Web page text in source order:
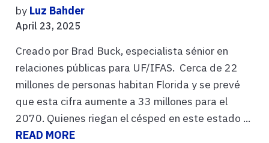
by Luz Bahder
April 23, 2025
Creado por Brad Buck, especialista sénior en
relaciones públicas para UF/IFAS. Cerca de 22
millones de personas habitan Florida y se prevé
que esta cifra aumente a 33 millones para el
2070. Quienes riegan el césped en este estado ...
READ MORE